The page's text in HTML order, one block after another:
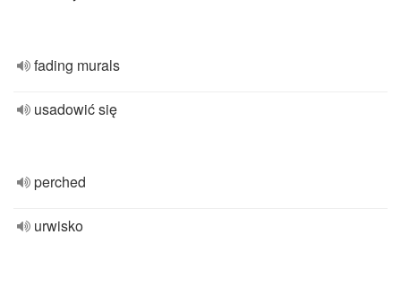
fading murals
usadowić się
perched
urwisko